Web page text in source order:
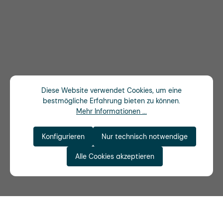
Diese Website verwendet Cookies, um eine
bestmögliche Erfahrung bieten zu können.
Mehr Informationen ...
Nur technisch notwendige
Konfigurieren
Alle Cookies akzeptieren